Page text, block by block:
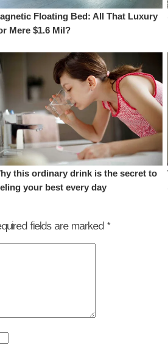
fields are marked*